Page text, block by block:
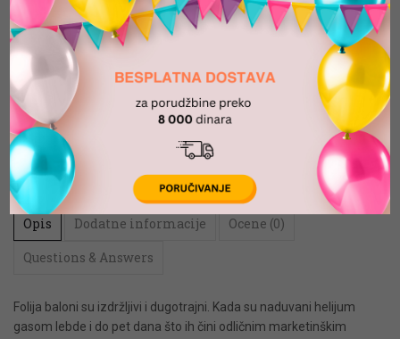
48.00 din.
DODAJ U KORPU
Dodaj u listu želja Dodaj u listu želja
Opis Dodatne informacije
Ocene (0)
Questions & Answers
Folija baloni su izdržljivi i dugotrajni. Kada su naduvani helijum
gasom lebde i do pet dana što ih čini odličnim marketinškim